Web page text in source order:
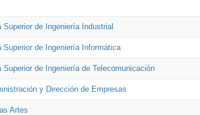
Superior de Ingeniería Industrial
Superior de Ingeniería Informática
Superior de Ingeniería de Telecomunicación
y Dirección de Empresas
Artes